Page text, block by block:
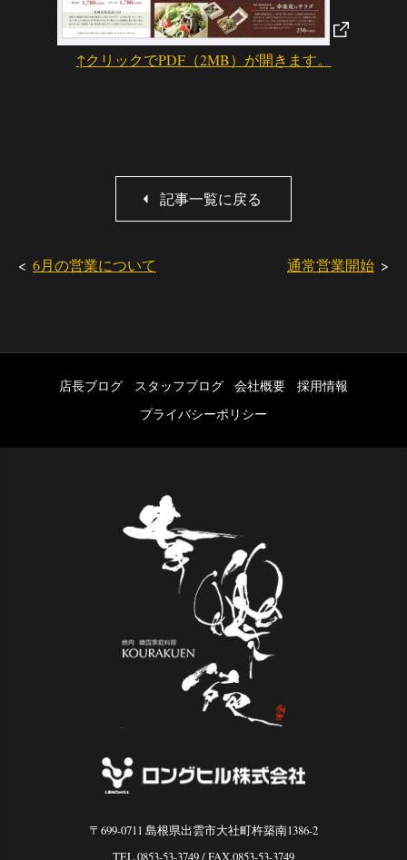
↑クリックでPDF（2MB）が開きます。
記事一覧に戻る
6月の営業について 通常営業開始
店長ブログ スタッフブログ 会社概要
採用情報
プライバシーポリシー
〒699-0711 島根県出雲市大社町杵築南1386-2
TEL.0853-53-3749/ FAX.0853-53-3749